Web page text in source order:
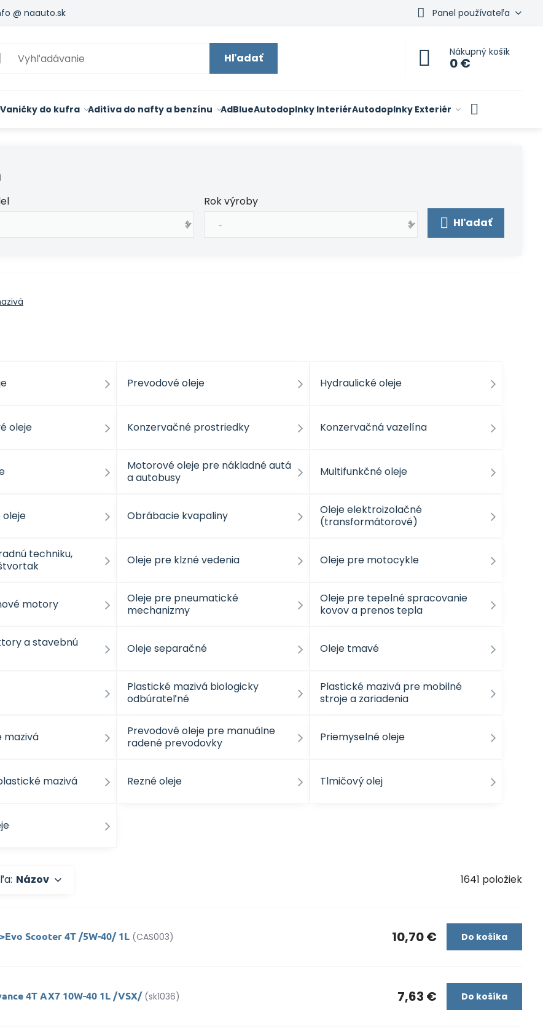
@ naauto.sk Panel používateľa
Hľadať Nákupný košík
0 €
Vaničky do kufra Aditíva do nafty a benzínu AdBlueAutodoplnky InteriérAutodoplnky Exteriér
Rok výroby
Hľadať
Prevodové oleje Hydraulické oleje
oleje Konzervačné prostriedky Konzervačná vazelína
Motorové oleje pre nákladné autá
a autobusy
Multifunkčné oleje
oleje Obrábacie kvapaliny
Oleje elektroizolačné
(transformátorové)
techniku,
Oleje pre klzné vedenia Oleje pre motocykle
motory
Oleje pre pneumatické
mechanizmy
Oleje pre tepelné spracovanie
kovov a prenos tepla
a stavebnú
Oleje separačné Oleje tmavé
Plastické mazivá biologicky
odbúrateľné
Plastické mazivá pre mobilné
stroje a zariadenia
mazivá
Prevodové oleje pre manuálne
radené prevodovky
Priemyselné oleje
mazivá Rezné oleje Tlmičový olej
Názov 1641 položiek
Scooter 4T /5W-40/ 1L (CAS003) 10,70 € Do košíka
4T AX7 10W-40 1L /VSX/ (sk1036) 7,63 € Do košíka